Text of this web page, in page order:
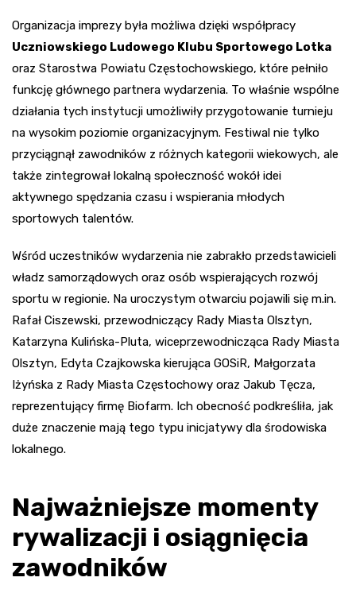
Organizacja imprezy była możliwa dzięki współpracy
Uczniowskiego Ludowego Klubu Sportowego Lotka
oraz Starostwa Powiatu Częstochowskiego, które pełniło
funkcję głównego partnera wydarzenia. To właśnie wspólne
działania tych instytucji umożliwiły przygotowanie turnieju
na wysokim poziomie organizacyjnym. Festiwal nie tylko
przyciągnął zawodników z różnych kategorii wiekowych, ale
także zintegrował lokalną społeczność wokół idei
aktywnego spędzania czasu i wspierania młodych
sportowych talentów.
Wśród uczestników wydarzenia nie zabrakło przedstawicieli
władz samorządowych oraz osób wspierających rozwój
sportu w regionie. Na uroczystym otwarciu pojawili się m.in.
Rafał Ciszewski, przewodniczący Rady Miasta Olsztyn,
Katarzyna Kulińska-Pluta, wiceprzewodnicząca Rady Miasta
Olsztyn, Edyta Czajkowska kierująca GOSiR, Małgorzata
Iżyńska z Rady Miasta Częstochowy oraz Jakub Tęcza,
reprezentujący firmę Biofarm. Ich obecność podkreśliła, jak
duże znaczenie mają tego typu inicjatywy dla środowiska
lokalnego.
Najważniejsze momenty
rywalizacji i osiągnięcia
zawodników